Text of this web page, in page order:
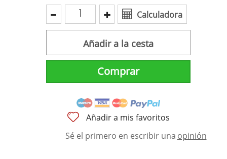
Calculadora
Añadir a la cesta
Comprar
Añadir a mis favoritos
Sé el primero en escribir una opinión